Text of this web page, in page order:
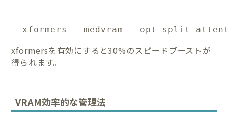
--xformers --medvram --opt-split-
xformersを有効にすると30%のスピードブーストが
得られます。
VRAM効率的な管理法